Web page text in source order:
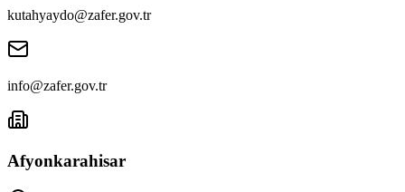
kutahyaydo@zafer.gov.tr
info@zafer.gov.tr
Afyonkarahisar